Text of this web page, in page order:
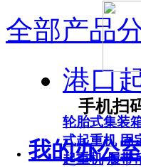
手机扫
我的办公
全部产品
港口
轮胎式集装
式起重机 固
起重机 履带